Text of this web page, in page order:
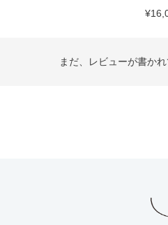
¥
まだ、レビューが書かれ